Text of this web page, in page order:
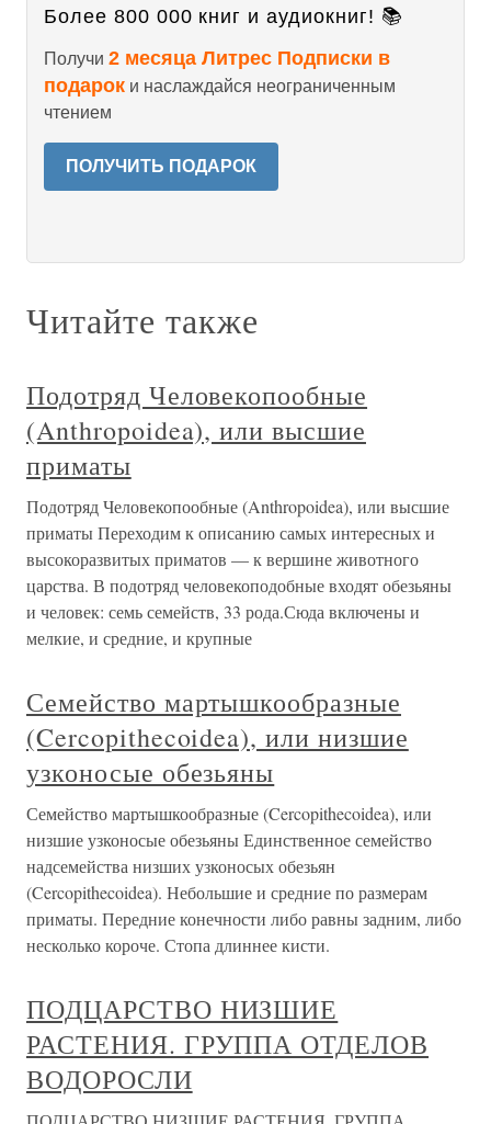
Более 800 000 книг и аудиокниг! 📚
Получи 2 месяца Литрес Подписки в
подарок и наслаждайся неограниченным
чтением
ПОЛУЧИТЬ ПОДАРОК
Читайте также
Подотряд Человекопообные
(Anthropoidea), или высшие
приматы
Подотряд Человекопообные (Anthropoidea), или высшие
приматы Переходим к описанию самых интересных и
высокоразвитых приматов — к вершине животного
царства. В подотряд человекоподобные входят обезьяны
и человек: семь семейств, 33 рода.Сюда включены и
мелкие, и средние, и крупные
Семейство мартышкообразные
(Cercopithecoidea), или низшие
узконосые обезьяны
Семейство мартышкообразные (Cercopithecoidea), или
низшие узконосые обезьяны Единственное семейство
надсемейства низших узконосых обезьян
(Cercopithecoidea). Небольшие и средние по размерам
приматы. Передние конечности либо равны задним, либо
несколько короче. Стопа длиннее кисти.
ПОДЦАРСТВО НИЗШИЕ
РАСТЕНИЯ. ГРУППА ОТДЕЛОВ
ВОДОРОСЛИ